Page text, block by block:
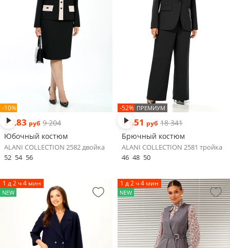
-10%
8 283 руб 9 204
Юбочный костюм
ALANI COLLECTION 2582 двойка
52 54 56
-52% ПРЕМИУМ
9 651 руб 18 341
Брючный костюм
ALANI COLLECTION 2581 тройка
46 48 50
1 д 2 ч 4 мин
NEW
1 д 2 ч 4 мин
NEW